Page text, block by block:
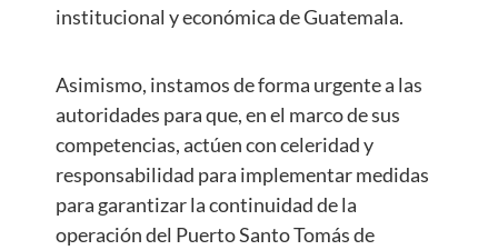
institucional y económica de Guatemala.
Asimismo, instamos de forma urgente a las
autoridades para que, en el marco de sus
competencias, actúen con celeridad y
responsabilidad para implementar medidas
para garantizar la continuidad de la
operación del Puerto Santo Tomás de